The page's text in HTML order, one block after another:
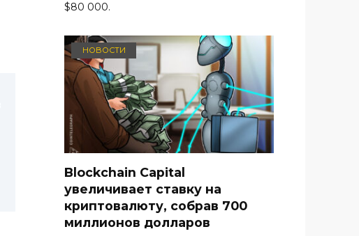
$80 000.
НОВОСТИ
Blockchain Capital
увеличивает ставку на
криптовалюту, собрав 700
миллионов долларов